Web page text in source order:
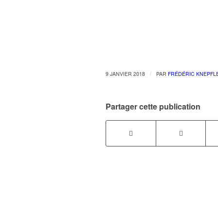
9 JANVIER 2018 / PAR FRÉDÉRIC
Partager cette publication